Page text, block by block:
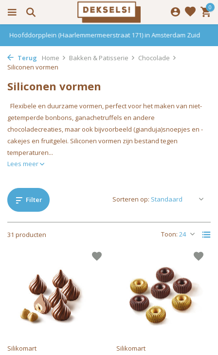
0
Haarlemmerdijk 136 in Amsterdam Centrum
Terug Home Bakken & Patisserie
Chocolade
Siliconen vormen
Siliconen vormen
Flexibele en duurzame vormen, perfect voor het maken van niet-
getemperde bonbons, ganachetruffels en andere
chocoladecreaties, maar ook bijvoorbeeld (gianduja)snoepjes en -
cakejes en fruitgelei. Siliconen vormen zijn bestand tegen
temperaturen...
Lees meer
Filter
31 producten Toon:
Sorteren op:
Silikomart
Silikomart